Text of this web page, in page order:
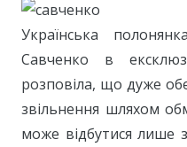
Українська
Савченко в
розповіла, що дуже
звільнення шляхом
може відбутися лише